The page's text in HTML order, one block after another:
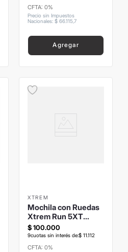
CFTA: 0%
Precio sin Impuestos
Nacionales: $ 661157
Agregar
XTREM
Mochila con Ruedas
Xtrem Run 5XT
Negro Gamer
$100.000
9cuotas sin interés de:$ 11112
CFTA: 0%